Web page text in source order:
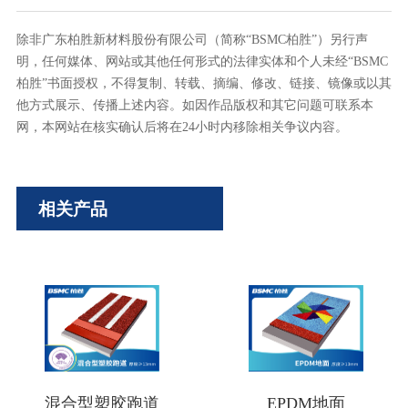
除非广东柏胜新材料股份有限公司（简称“BSMC柏胜”）另行声
明， 任何媒体、网站或其他任何形式的法律实体和个人未经“BSMC
柏胜”书面授权，不得复制、转载、摘编、修改、链接、镜像或以其
他方式展示、传播上述内容。 如因作品版权和其它问题可联系本
网，本网站在核实确认后将在24小时内移除相关争议内容。
相关产品
混合型塑胶跑道 EPDM地面